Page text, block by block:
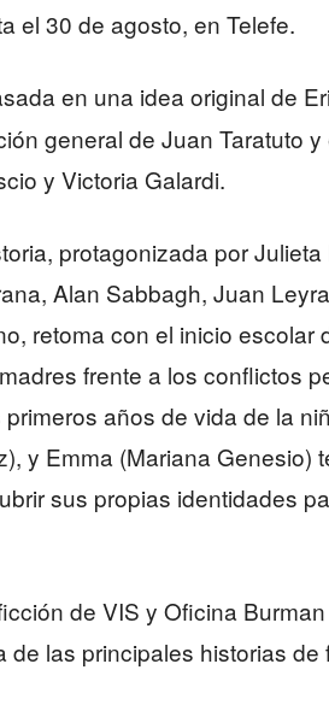
el 30 de agosto, en Telefe.
en una idea original de
general de Juan Taratuto
y Victoria Galardi.
protagonizada por
Alan Sabbagh, Juan
retoma con el inicio escolar
frente a los conflictos
años de vida de la
y Emma (Mariana Genesio)
sus propias identidades
de VIS y Oficina
las principales historias